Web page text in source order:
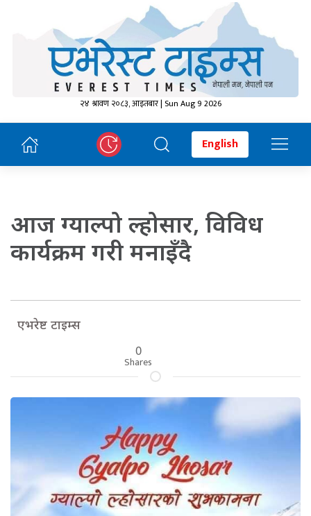
२४ श्रावण २०८३, आइतबार | Sun Aug 9 2026
English
आज ग्याल्पो ल्होसार, विविध
कार्यक्रम गरी मनाइँदै
एभरेष्ट टाइम्स
0
Shares